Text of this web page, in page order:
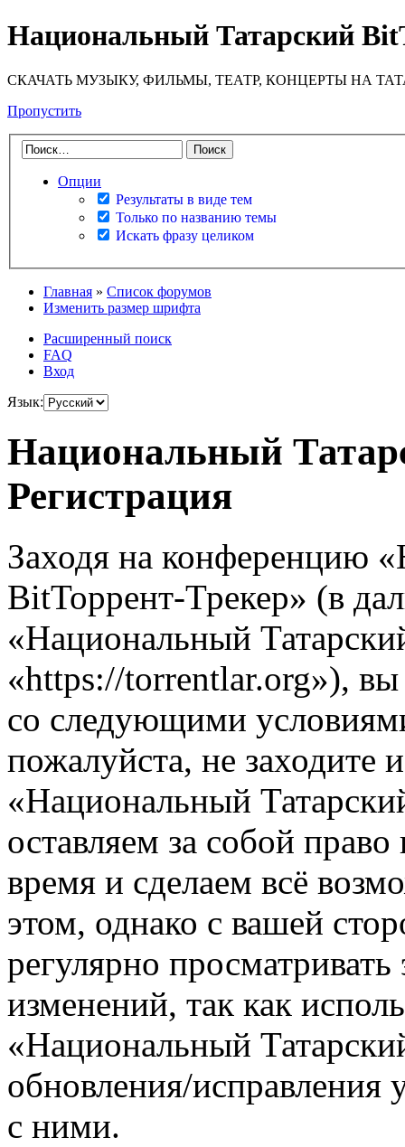
Национальный Татарский
СКАЧАТЬ МУЗЫКУ, ФИЛЬМЫ, ТЕАТР, КОНЦЕРТЫ НА
Пропустить
Опции
Результаты в виде тем
Только по названию темы
Искать фразу целиком
Главная » Список форумов
Изменить размер шрифта
Расширенный поиск
FAQ
Вход
Язык:
Национальный
Регистрация
Заходя на конференцию
BitТоррент-Трекер» (в
«Национальный
«https://torrentlar.org»), вы
со следующими
пожалуйста, не заходите
«Национальный
оставляем за собой
время и сделаем всё
этом, однако с вашей
регулярно просматривать
изменений, так как
«Национальный
обновления/исправления
с ними.